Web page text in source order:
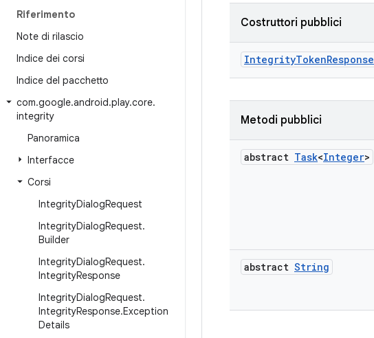
Riferimento
Note di rilascio
Indice dei corsi
Indice del pacchetto
com.google.android.play.core.
integrity
Panoramica
Interfacce
Corsi
IntegrityDialogRequest
IntegrityDialogRequest.
Builder
IntegrityDialogRequest.
IntegrityResponse
IntegrityDialogRequest.
IntegrityResponse.Exception
Details
Costruttori pubblici
IntegrityTokenResponse
Metodi pubblici
abstract Task<Integer>
abstract String